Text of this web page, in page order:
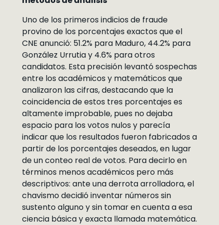
Uno de los primeros indicios de fraude
provino de los porcentajes exactos que el
CNE anunció: 51.2% para Maduro, 44.2% para
González Urrutia y 4.6% para otros
candidatos. Esta precisión levantó sospechas
entre los académicos y matemáticos que
analizaron las cifras, destacando que la
coincidencia de estos tres porcentajes es
altamente improbable, pues no dejaba
espacio para los votos nulos y parecía
indicar que los resultados fueron fabricados a
partir de los porcentajes deseados, en lugar
de un conteo real de votos. Para decirlo en
términos menos académicos pero más
descriptivos: ante una derrota arrolladora, el
chavismo decidió inventar números sin
sustento alguno y sin tomar en cuenta a esa
ciencia básica y exacta llamada matemática.